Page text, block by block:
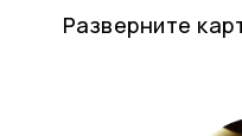
Разверните